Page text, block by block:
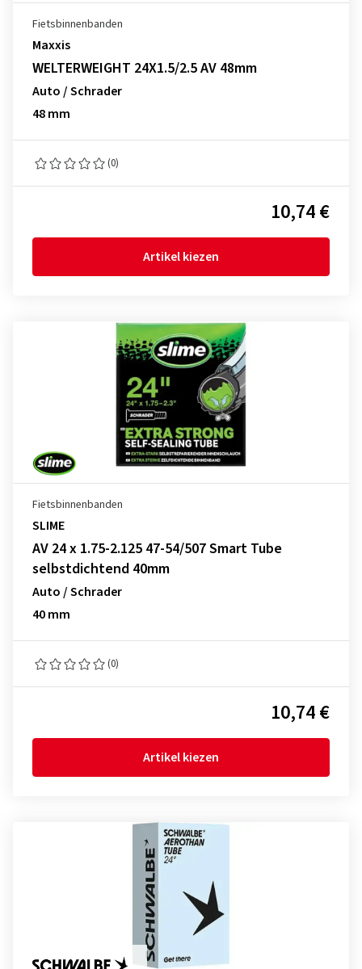
Fietsbinnenbanden
Maxxis
WELTERWEIGHT 24X1.5/2.5 AV 48mm
Auto / Schrader
48 mm
(0)
10,74 €
Artikel kiezen
Fietsbinnenbanden
SLIME
AV 24 x 1.75-2.125 47-54/507 Smart Tube
selbstdichtend 40mm
Auto / Schrader
40 mm
(0)
10,74 €
Artikel kiezen